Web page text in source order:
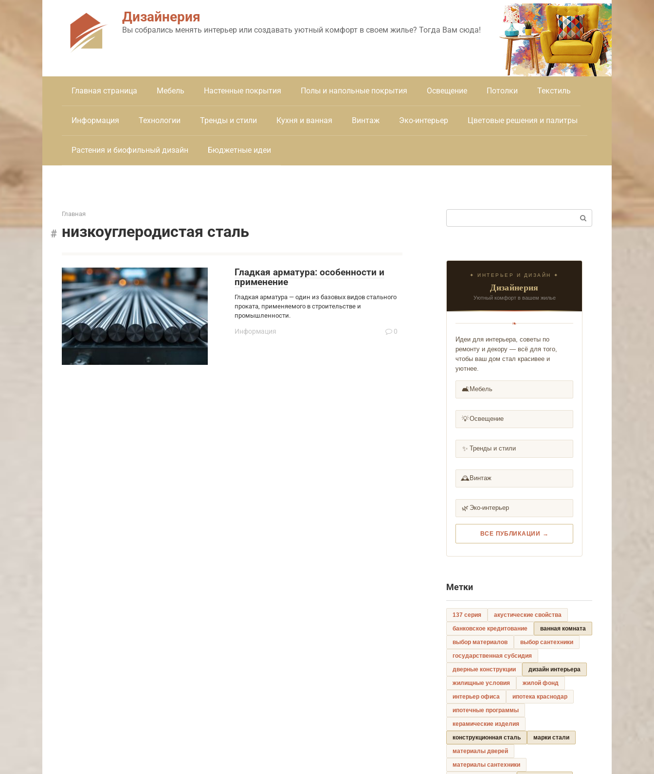
Дизайнерия
Вы собрались менять интерьер или создавать уютный комфорт в своем жилье? Тогда Вам сюда!
Главная страница Мебель Настенные покрытия Полы и напольные покрытия Освещение Потолки Текстиль
Информация Технологии Тренды и стили Кухня и ванная Винтаж Эко-интерьер Цветовые решения и палитры
Растения и биофильный дизайн Бюджетные идеи
Главная
низкоуглеродистая сталь
Гладкая арматура: особенности и
применение
Гладкая арматура — один из базовых видов стального
проката, применяемого в строительстве и
промышленности.
Информация 0
✦ ИНТЕРЬЕР И ДИЗАЙН ✦
Дизайнерия
Уютный комфорт в вашем жилье
❧
Идеи для интерьера, советы по
ремонту и декору — всё для того,
чтобы ваш дом стал красивее и
уютнее.
🛋️ Мебель
💡Освещение
✨ Тренды и стили
🕰️ Винтаж
🌿 Эко-интерьер
ВСЕ ПУБЛИКАЦИИ →
Метки
137 серия
акустические свойства
банковское кредитование
ванная комната
выбор материалов
выбор сантехники
государственная субсидия
дверные конструкции
дизайн интерьера
жилищные условия
жилой фонд
интерьер офиса
ипотека краснодар
ипотечные программы
керамические изделия
конструкционная сталь
марки стали
материалы дверей
материалы сантехники